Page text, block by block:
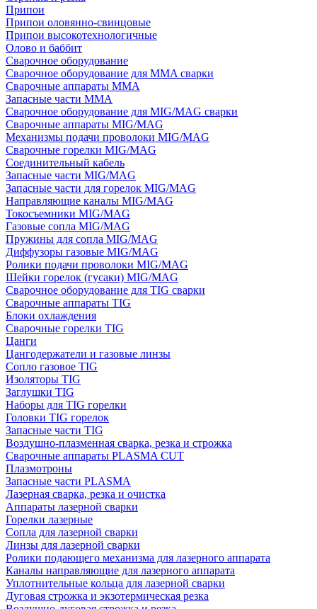
Припои
Припои оловянно-свинцовые
Припои высокотехнологичные
Олово и баббит
Сварочное оборудование
Сварочное оборудование для MMA сварки
Сварочные аппараты MMA
Запасные части MMA
Сварочное оборудование для MIG/MAG сварки
Сварочные аппараты MIG/MAG
Механизмы подачи проволоки MIG/MAG
Сварочные горелки MIG/MAG
Соединительный кабель
Запасные части MIG/MAG
Запасные части для горелок MIG/MAG
Направляющие каналы MIG/MAG
Токосъемники MIG/MAG
Газовые сопла MIG/MAG
Пружины для сопла MIG/MAG
Диффузоры газовые MIG/MAG
Ролики подачи проволоки MIG/MAG
Шейки горелок (гусаки) MIG/MAG
Сварочное оборудование для TIG сварки
Сварочные аппараты TIG
Блоки охлаждения
Сварочные горелки TIG
Цанги
Цангодержатели и газовые линзы
Сопло газовое TIG
Изоляторы TIG
Заглушки TIG
Наборы для TIG горелки
Головки TIG горелок
Запасные части TIG
Воздушно-плазменная сварка, резка и строжка
Сварочные аппараты PLASMA CUT
Плазмотроны
Запасные части PLASMA
Лазерная сварка, резка и очистка
Аппараты лазерной сварки
Горелки лазерные
Сопла для лазерной сварки
Линзы для лазерной сварки
Ролики подающего механизма для лазерного аппарата
Каналы направляющие для лазерного аппарата
Уплотнительные кольца для лазерной сварки
Дуговая строжка и экзотермическая резка